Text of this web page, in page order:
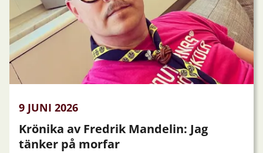
9 JUNI 2026
Krönika av Fredrik Mandelin: Jag
tänker på morfar